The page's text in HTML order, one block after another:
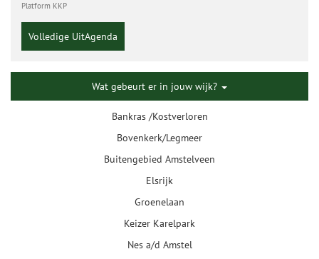
Platform KKP
Volledige UitAgenda
Wat gebeurt er in jouw wijk?
Bankras /Kostverloren
Bovenkerk/Legmeer
Buitengebied Amstelveen
Elsrijk
Groenelaan
Keizer Karelpark
Nes a/d Amstel